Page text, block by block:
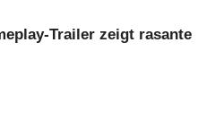
Trailer zeigt rasante